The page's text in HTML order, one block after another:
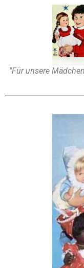
"Für unsere